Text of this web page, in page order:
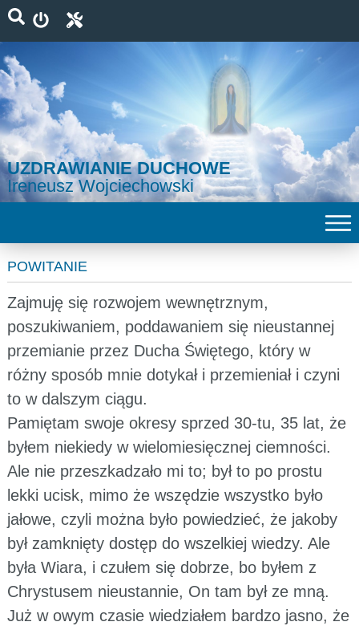
UZDRAWIANIE DUCHOWE
Ireneusz Wojciechowski
POWITANIE
Zajmuję się rozwojem wewnętrznym,
poszukiwaniem, poddawaniem się nieustannej
przemianie przez Ducha Świętego, który w
różny sposób mnie dotykał i przemieniał i czyni
to w dalszym ciągu.
Pamiętam swoje okresy sprzed 30-tu, 35 lat, że
byłem niekiedy w wielomiesięcznej ciemności.
Ale nie przeszkadzało mi to; był to po prostu
lekki ucisk, mimo że wszędzie wszystko było
jałowe, czyli można było powiedzieć, że jakoby
był zamknięty dostęp do wszelkiej wiedzy. Ale
była Wiara, i czułem się dobrze, bo byłem z
Chrystusem nieustannie, On tam był ze mną.
Już w owym czasie wiedziałem bardzo jasno, że